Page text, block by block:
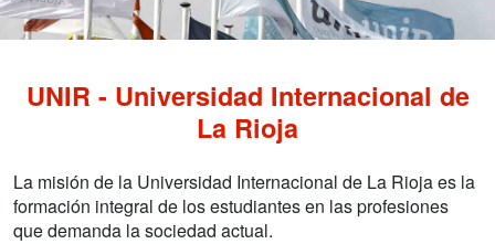
UNIR - Universidad Internacional de
La Rioja
La misión de la Universidad Internacional de La Rioja es la
formación integral de los estudiantes en las profesiones
que demanda la sociedad actual.